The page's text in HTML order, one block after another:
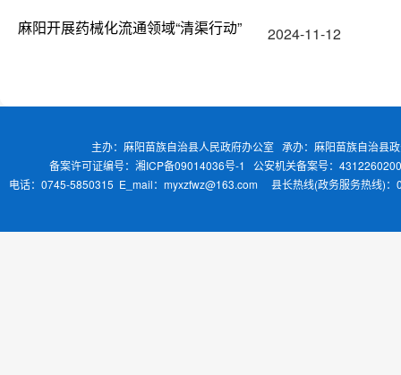
麻阳开展药械化流通领域“清渠行动”
2024-11-12
主办：麻阳苗族自治县人民政府办公室 承办：麻阳苗族自治县
备案许可证编号：湘ICP备09014036号-1
公安机关备案号：
电话：0745-5850315 E_mail：myxzfwz@163.com 县长热线(政务服务热线)